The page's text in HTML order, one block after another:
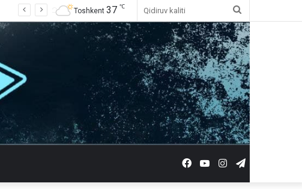
kaliti
Toshkent 37 ℃
Telegram
Instagram
YouTube
Facebook